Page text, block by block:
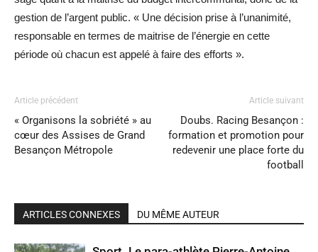
gestion de l’argent public. « Une décision prise à l’unanimité,
responsable en termes de maitrise de l’énergie en cette
période où chacun est appelé à faire des efforts ».
Article précédent
« Organisons la sobriété » au
cœur des Assises de Grand
Besançon Métropole
Article suivant
Doubs. Racing Besançon :
formation et promotion pour
redevenir une place forte du
football
ARTICLES CONNEXES DU MÊME AUTEUR